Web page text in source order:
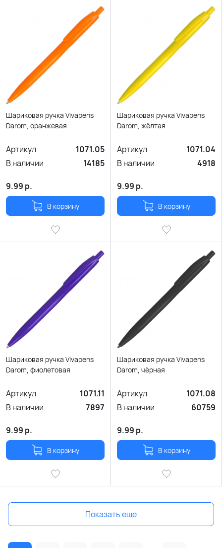
Шариковая ручка Vivapens
Darom, оранжевая
Артикул
1071.05
В наличии
14185
9.99 р.
В корзину
Шариковая ручка Vivapens
Darom, жёлтая
Артикул
1071.04
В наличии
4918
9.99 р.
В корзину
Шариковая ручка Vivapens
Darom, фиолетовая
Артикул
1071.11
В наличии
7897
9.99 р.
В корзину
Шариковая ручка Vivapens
Darom, чёрная
Артикул
1071.08
В наличии
60759
9.99 р.
В корзину
Показать еще